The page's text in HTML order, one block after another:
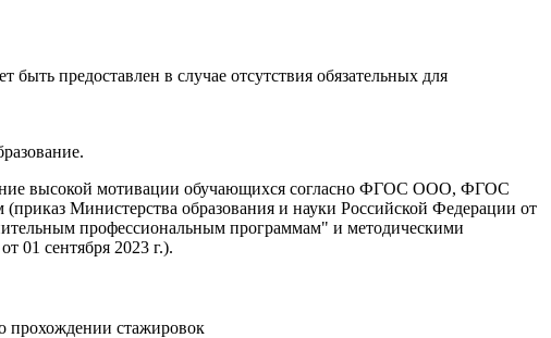
предоставлен в случае отсутствия обязательных для
высокой мотивации обучающихся согласно ФГОС ООО, ФГОС
Министерства образования и науки Российской Федерации от
профессиональным программам" и методическими
01 сентября 2023 г.).
прохождении стажировок